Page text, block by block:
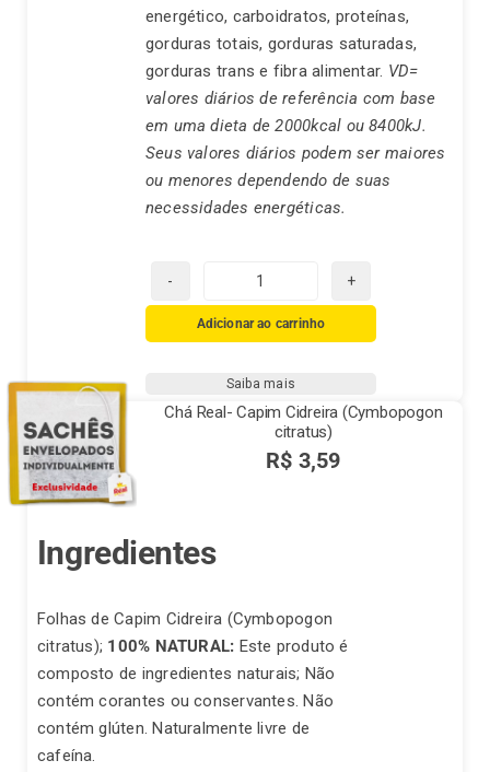
energético, carboidratos, proteínas,
gorduras totais, gorduras saturadas,
gorduras trans e fibra alimentar. VD=
valores diários de referência com base
em uma dieta de 2000kcal ou 8400kJ.
Seus valores diários podem ser maiores
ou menores dependendo de suas
necessidades energéticas.
Chá
de
Hortelã
(Mentha
piperita)
quantidade
Adicionar ao carrinho
Saiba mais
Chá Real- Capim Cidreira (Cymbopogon
citratus)
R$ 3,59
Ingredientes
Folhas de Capim Cidreira (Cymbopogon
citratus); 100% NATURAL: Este produto é
composto de ingredientes naturais; Não
contém corantes ou conservantes. Não
contém glúten. Naturalmente livre de
cafeína.